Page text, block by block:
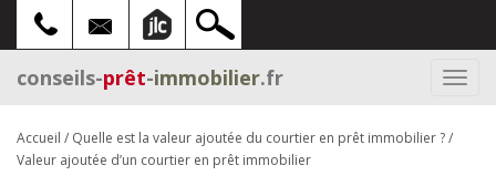
conseils-prêt-immobilier.fr
Accueil / Quelle est la valeur ajoutée du courtier en prêt immobilier ?/
Valeur ajoutée d’un courtier en prêt immobilier